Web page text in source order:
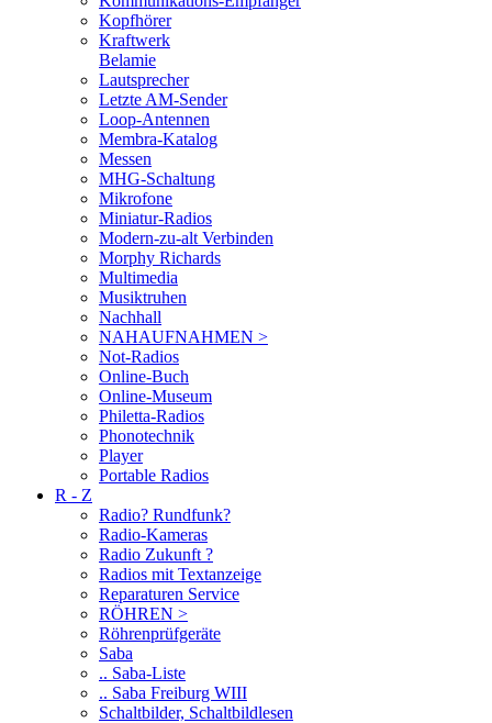
Kopfhörer
Kraftwerk
Belamie
Lautsprecher
Letzte AM-Sender
Loop-Antennen
Membra-Katalog
Messen
MHG-Schaltung
Mikrofone
Miniatur-Radios
Modern-zu-alt Verbinden
Morphy Richards
Multimedia
Musiktruhen
Nachhall
NAHAUFNAHMEN >
Not-Radios
Online-Buch
Online-Museum
Philetta-Radios
Phonotechnik
Player
Portable Radios
R - Z
Radio? Rundfunk?
Radio-Kameras
Radio Zukunft ?
Radios mit Textanzeige
Reparaturen Service
RÖHREN >
Röhrenprüfgeräte
Saba
.. Saba-Liste
.. Saba Freiburg WIII
Schaltbilder, Schaltbildlesen